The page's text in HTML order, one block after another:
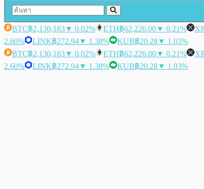
BTC฿2,130,183▼ 0.02% ETH฿62,226.00▼ 0.21%
2.60%
LINK฿272.94▼ 1.38% KUB฿20.28▼ 1.03%
BTC฿2,130,183▼ 0.02% ETH฿62,226.00▼ 0.21%
2.60%
LINK฿272.94▼ 1.38% KUB฿20.28▼ 1.03%